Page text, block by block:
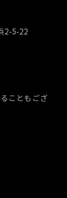
2-5-22
こともござ